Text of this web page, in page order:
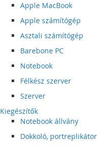
Apple MacBook
Apple számítógép
Asztali számítógép
Barebone PC
Notebook
Félkész szerver
Szerver
Kiegészítők
Notebook állvány
Dokkoló, portreplikátor